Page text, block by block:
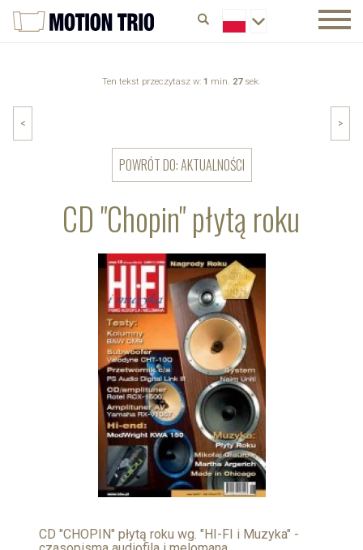
Ten tekst przeczytasz w: 1 min. 27sek.
CD "Chopin" płytą roku
< >
POWRÓT DO: AKTUALNOŚCI
CD "CHOPIN" płytą roku wg. "HI-FI i Muzyka" -